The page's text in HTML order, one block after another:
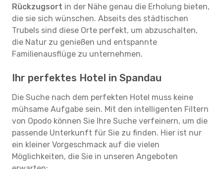
Rückzugsort in der Nähe genau die Erholung bieten,
die sie sich wünschen. Abseits des städtischen
Trubels sind diese Orte perfekt, um abzuschalten,
die Natur zu genießen und entspannte
Familienausflüge zu unternehmen.
Ihr perfektes Hotel in Spandau
Die Suche nach dem perfekten Hotel muss keine
mühsame Aufgabe sein. Mit den intelligenten Filtern
von Opodo können Sie Ihre Suche verfeinern, um die
passende Unterkunft für Sie zu finden. Hier ist nur
ein kleiner Vorgeschmack auf die vielen
Möglichkeiten, die Sie in unseren Angeboten